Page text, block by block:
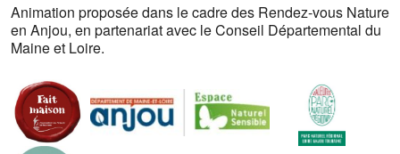
Animation proposée dans le cadre des Rendez-vous Nature
en Anjou, en partenariat avec le Conseil Départemental du
Maine et Loire.